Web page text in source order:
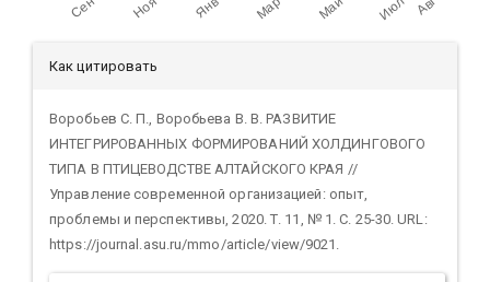
Детали
статьи
Как цитировать
Воробьев С. П., Воробьева В. В. РАЗВИТИЕ
ИНТЕГРИРОВАННЫХ ФОРМИРОВАНИЙ ХОЛДИНГОВОГО
ТИПА В ПТИЦЕВОДСТВЕ АЛТАЙСКОГО КРАЯ //
Управление современной организацией: опыт,
проблемы и перспективы, 2020. Т. 11, № 1. С. 25-30. URL:
https://journal.asu.ru/mmo/article/view/9021.